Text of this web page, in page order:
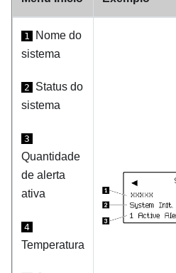
1
Nome do
sistema
2
Status do
sistema
3
Quantidade
de alerta
ativa
4
Temperatura